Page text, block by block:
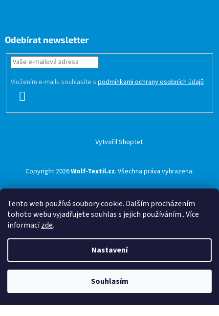
Tento web používá soubory cookie. Dalším procházením
tohoto webu vyjadřujete souhlas s jejich používáním.. Více
informacízde.
Nastavení
Souhlasím
Odebírat newsletter
Vložením e-mailu souhlasíte s podmínkami ochrany osobních údajů
Vytvořil Shoptet
Copyright 2026Wolf-Textil.cz. Všechna práva vyhrazena.